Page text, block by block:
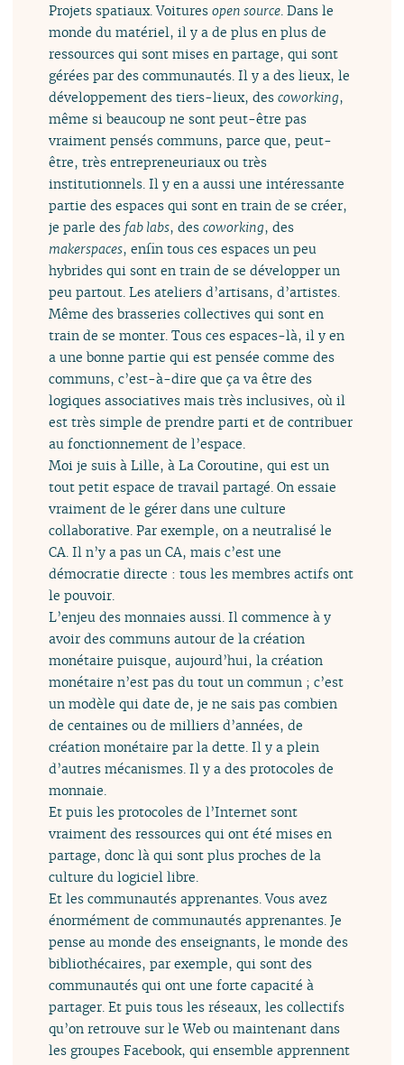
Projets spatiaux. Voituresopen source . Dans le
monde du matériel, il y a de plus en plus de
ressources qui sont mises en partage, qui sont
gérées par des communautés. Il y a des lieux, le
développement des tiers-lieux, descoworking,
même si beaucoup ne sont peut-être pas
vraiment pensés communs, parce que, peut-
être, très entrepreneuriaux ou très
institutionnels. Il y en a aussi une intéressante
partie des espaces qui sont en train de se créer,
je parle des fab labs, descoworking, des
makerspaces, enfin tous ces espaces un peu
hybrides qui sont en train de se développer un
peu partout. Les ateliers d’artisans, d’artistes.
Même des brasseries collectives qui sont en
train de se monter. Tous ces espaces-là, il y en
a une bonne partie qui est pensée comme des
communs, c’est-à-dire que ça va être des
logiques associatives mais très inclusives, où il
est très simple de prendre parti et de contribuer
au fonctionnement de l’espace.
Moi je suis à Lille, à La Coroutine, qui est un
tout petit espace de travail partagé. On essaie
vraiment de le gérer dans une culture
collaborative. Par exemple, on a neutralisé le
CA. Il n’y a pas un CA, mais c’est une
démocratie directe : tous les membres actifs ont
le pouvoir.
L’enjeu des monnaies aussi. Il commence à y
avoir des communs autour de la création
monétaire puisque, aujourd’hui, la création
monétaire n’est pas du tout un commun ; c’est
un modèle qui date de, je ne sais pas combien
de centaines ou de milliers d’années, de
création monétaire par la dette. Il y a plein
d’autres mécanismes. Il y a des protocoles de
monnaie.
Et puis les protocoles de l’Internet sont
vraiment des ressources qui ont été mises en
partage, donc là qui sont plus proches de la
culture du logiciel libre.
Et les communautés apprenantes. Vous avez
énormément de communautés apprenantes. Je
pense au monde des enseignants, le monde des
bibliothécaires, par exemple, qui sont des
communautés qui ont une forte capacité à
partager. Et puis tous les réseaux, les collectifs
qu’on retrouve sur le Web ou maintenant dans
les groupes Facebook, qui ensemble apprennent